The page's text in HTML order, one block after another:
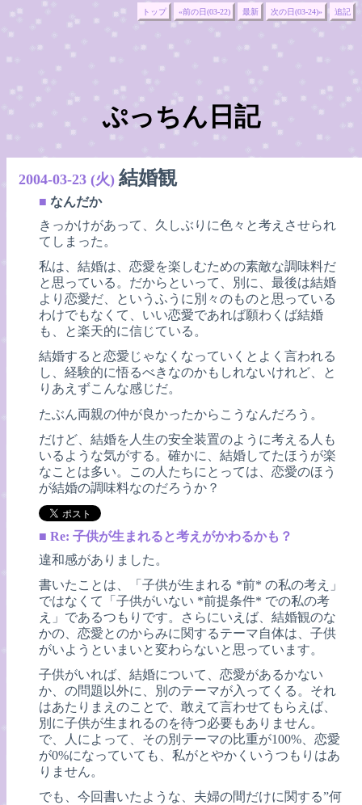
トップ «前の日(03-22) 最新 次の日(03-24)» 追記
ぷっちん日記
2004-03-23 (火) 結婚観
■ なんだか
きっかけがあって、久しぶりに色々と考えさせられ
てしまった。
私は、結婚は、恋愛を楽しむための素敵な調味料だ
と思っている。だからといって、別に、最後は結婚
より恋愛だ、というふうに別々のものと思っている
わけでもなくて、いい恋愛であれば願わくば結婚
も、と楽天的に信じている。
結婚すると恋愛じゃなくなっていくとよく言われる
し、経験的に悟るべきなのかもしれないけれど、と
りあえずこんな感じだ。
たぶん両親の仲が良かったからこうなんだろう。
だけど、結婚を人生の安全装置のように考える人も
いるような気がする。確かに、結婚してたほうが楽
なことは多い。この人たちにとっては、恋愛のほう
が結婚の調味料なのだろうか？
■ Re: 子供が生まれると考えがかわるかも？
違和感がありました。
書いたことは、「子供が生まれる *前* の私の考え」
ではなくて「子供がいない *前提条件* での私の考
え」であるつもりです。さらにいえば、結婚観のな
かの、恋愛とのからみに関するテーマ自体は、子供
がいようといまいと変わらないと思っています。
子供がいれば、結婚について、恋愛があるかない
か、の問題以外に、別のテーマが入ってくる。それ
はあたりまえのことで、敢えて言わせてもらえば、
別に子供が生まれるのを待つ必要もありません。
で、人によって、その別テーマの比重が100%、恋愛
が0%になっていても、私がとやかくいうつもりはあ
りません。
でも、今回書いたような、夫婦の間だけに関する”何